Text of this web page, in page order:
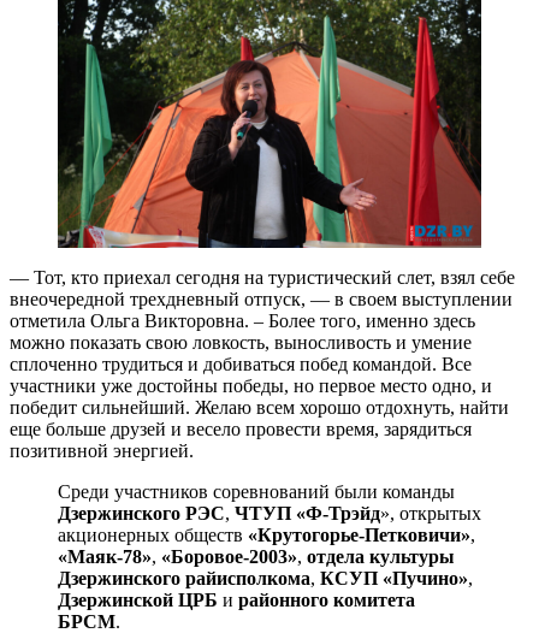
— Тот, кто приехал сегодня на туристический слет, взял себе
внеочередной трехдневный отпуск, — в своем выступлении
отметила Ольга Викторовна. – Более того, именно здесь
можно показать свою ловкость, выносливость и умение
сплоченно трудиться и добиваться побед командой. Все
участники уже достойны победы, но первое место одно, и
победит сильнейший. Желаю всем хорошо отдохнуть, найти
еще больше друзей и весело провести время, зарядиться
позитивной энергией.
Среди участников соревнований были команды
Дзержинского РЭС, ЧТУП «Ф-Трэйд», открытых
акционерных обществ «Крутогорье-Петковичи»,
«Маяк-78», «Боровое-2003», отдела культуры
Дзержинского райисполкома, КСУП «Пучино»,
Дзержинской ЦРБ и районного комитета
БРСМ.